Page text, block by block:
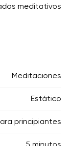
meditativos
Meditaciones
Estático
principiantes